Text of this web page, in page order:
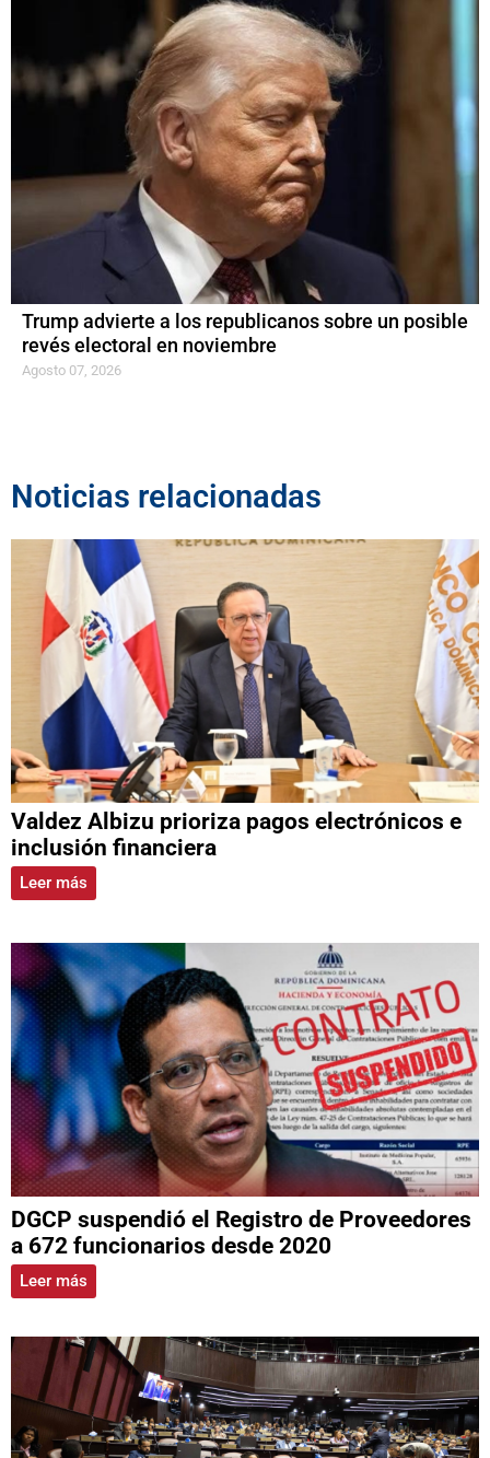
Trump advierte a los republicanos sobre un posible
revés electoral en noviembre
Agosto 07, 2026
Noticias relacionadas
Valdez Albizu prioriza pagos electrónicos e
inclusión financiera
Leer más
DGCP suspendió el Registro de Proveedores
a 672 funcionarios desde 2020
Leer más